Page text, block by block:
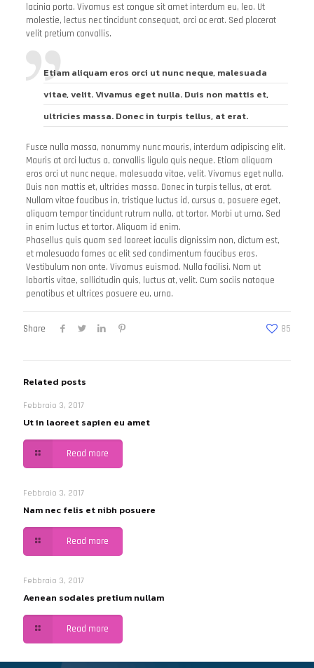
lacinia porta. Vivamus est congue sit amet interdum eu, leo. Ut
molestie, lectus nec tincidunt consequat, orci ac erat. Sed placerat
velit pretium convallis.
Etiam aliquam eros orci ut nunc neque, malesuada
vitae, velit. Vivamus eget nulla. Duis non mattis et,
ultricies massa. Donec in turpis tellus, at erat.
Fusce nulla massa, nonummy nunc mauris, interdum adipiscing elit.
Mauris at orci luctus a, convallis ligula quis neque. Etiam aliquam
eros orci ut nunc neque, malesuada vitae, velit. Vivamus eget nulla.
Duis non mattis et, ultricies massa. Donec in turpis tellus, at erat.
Nullam vitae faucibus in, tristique luctus id, cursus a, posuere eget,
aliquam tempor tincidunt rutrum nulla, at tortor. Morbi ut urna. Sed
in enim luctus et tortor. Aliquam id enim.
Phasellus quis quam sed laoreet iaculis dignissim non, dictum est,
et malesuada fames ac elit sed condimentum faucibus eros.
Vestibulum non ante. Vivamus euismod. Nulla facilisi. Nam ut
lobortis vitae, sollicitudin quis, luctus at, velit. Cum sociis natoque
penatibus et ultrices posuere eu, urna.
Share 85
Related posts
Febbraio 3, 2017
Ut in laoreet sapien eu amet
Read more
Febbraio 3, 2017
Nam nec felis et nibh posuere
Read more
Febbraio 3, 2017
Aenean sodales pretium nullam
Read more